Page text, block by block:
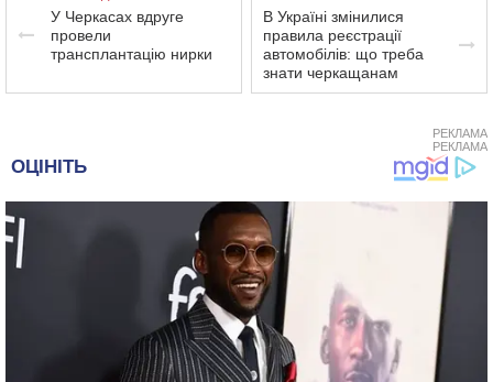
У Черкасах вдруге
провели
трансплантацію нирки
В Україні змінилися
правила реєстрації
автомобілів: що треба
знати черкащанам
РЕКЛАМА
РЕКЛАМА